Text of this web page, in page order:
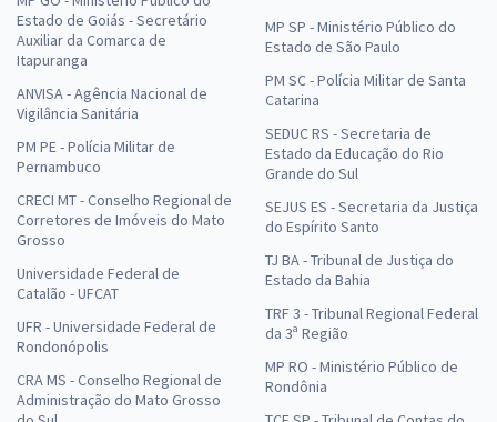
Estado de Goiás - Secretário
Auxiliar da Comarca de
Itapuranga
ANVISA - Agência Nacional de
Vigilância Sanitária
PM PE - Polícia Militar de
Pernambuco
CRECI MT - Conselho Regional de
Corretores de Imóveis do Mato
Grosso
Universidade Federal de
Catalão - UFCAT
UFR - Universidade Federal de
Rondonópolis
CRA MS - Conselho Regional de
Administração do Mato Grosso
MP SP - Ministério Público do
Estado de São Paulo
PM SC - Polícia Militar de Santa
Catarina
SEDUC RS - Secretaria de
Estado da Educação do Rio
Grande do Sul
SEJUS ES - Secretaria da Justiça
do Espírito Santo
TJ BA - Tribunal de Justiça do
Estado da Bahia
TRF 3 - Tribunal Regional Federal
da 3ª Região
MP RO - Ministério Público de
Rondônia